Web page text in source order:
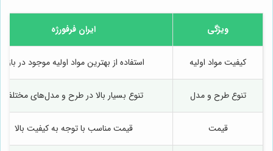
ویژگی ایران فرفورژه
کیفیت مواد اولیه استفاده از بهترین مواد اولیه موجود در بازار
تنوع طرح و مدل تنوع بسیار بالا در طرح و مدل‌های مختلف
قیمت قیمت مناسب با توجه به کیفیت بالا